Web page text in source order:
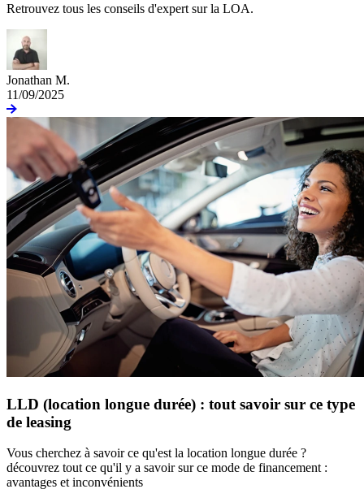
Retrouvez tous les conseils d'expert sur la LOA.
Jonathan M.
11/09/2025
LLD (location longue durée) : tout savoir sur ce type
de leasing
Vous cherchez à savoir ce qu'est la location longue durée ?
découvrez tout ce qu'il y a savoir sur ce mode de financement :
avantages et inconvénients